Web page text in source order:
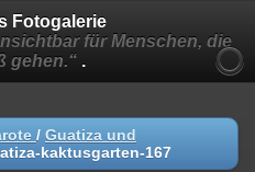
Fotogalerie
für Menschen, die
gehen.“ .
/ Guatiza und
kaktusgarten-167